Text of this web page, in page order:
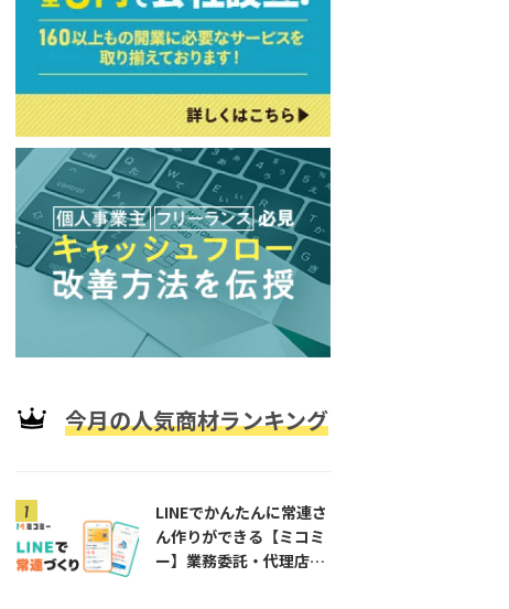
の条件を問い合わせますか？
。
今月の人気商材ランキング
LINEでかんたんに常連さ
ん作りができる【ミコミ
ー】業務委託・代理店募